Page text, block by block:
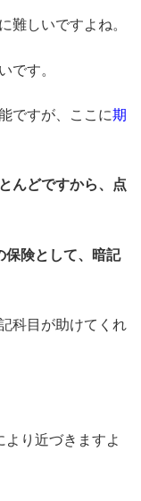
難しいですよね。
です。
ですが、ここに期
んどですから、点
保険として、暗記
科目が助けてくれ
り近づきますよ